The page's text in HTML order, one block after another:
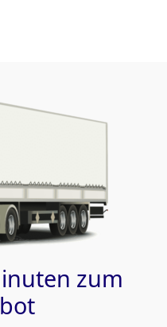
zum